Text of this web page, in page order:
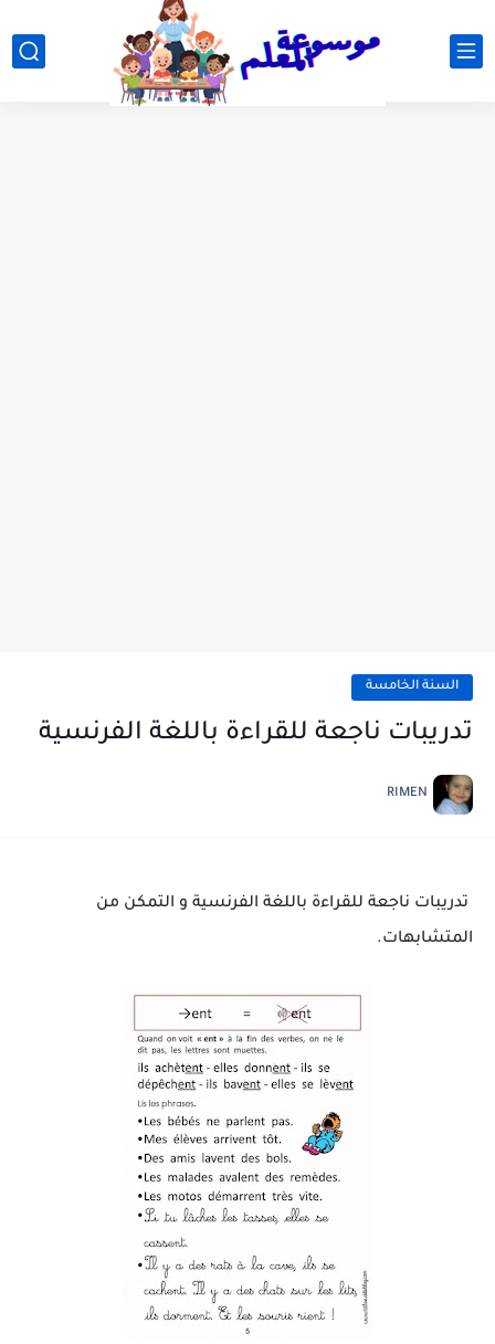
السنة الخامسة
تدريبات ناجعة للقراءة باللغة الفرنسية
RIMEN
تدريبات ناجعة للقراءة باللغة الفرنسية و التمكن من
المتشابهات.